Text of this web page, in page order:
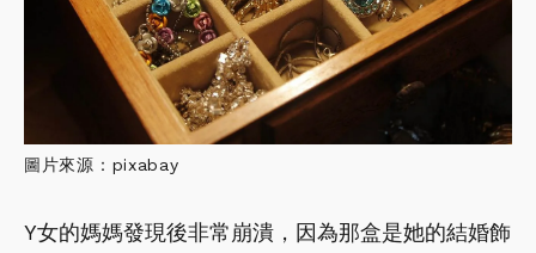
圖片來源：pixabay
Y女的媽媽發現後非常崩潰，因為那盒是她的結婚飾